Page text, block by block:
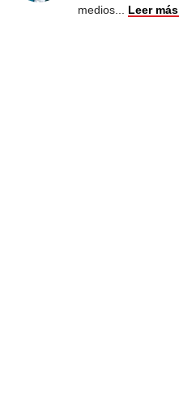
medios Leer más